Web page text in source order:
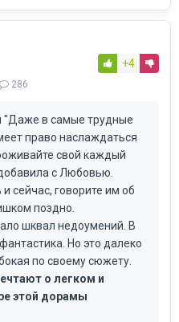
286
+4
"Даже в самые трудные
право наслаждаться
свой каждый
с Любовью.
сейчас, говорите им об
поздно.
шквал недоумений. В
Но это далеко
по своему сюжету.
о легком и
этой дорамы